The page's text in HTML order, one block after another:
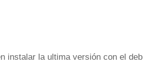
instalar la ultima versión con el